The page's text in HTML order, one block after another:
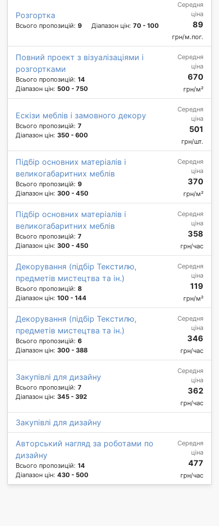
Розгортка
Всього пропозицій: 9 Діапазон цін: 70 - 100
Середня
ціна
89
грн/м.пог.
Повний проект з візуалізаціями і
розгортками
Всього пропозицій: 14
Діапазон цін: 500 - 750
Середня
ціна
670
грн/м²
Ескізи меблів і замовного декору
Всього пропозицій: 7
Діапазон цін: 350 - 600
Середня
ціна
501
грн/шт.
Підбір основних матеріалів і
великогабаритних меблів
Всього пропозицій: 9
Діапазон цін: 300 - 450
Середня
ціна
370
грн/м²
Підбір основних матеріалів і
великогабаритних меблів
Всього пропозицій: 7
Діапазон цін: 300 - 450
Середня
ціна
358
грн/час
Декорування (підбір Текстилю,
предметів мистецтва та ін.)
Всього пропозицій: 8
Діапазон цін: 100 - 144
Середня
ціна
119
грн/м²
Декорування (підбір Текстилю,
предметів мистецтва та ін.)
Всього пропозицій: 6
Діапазон цін: 300 - 388
Середня
ціна
346
грн/час
Закупівлі для дизайну
Всього пропозицій: 7
Діапазон цін: 345 - 392
Середня
ціна
362
грн/час
Закупівлі для дизайну
Авторський нагляд за роботами по
дизайну
Всього пропозицій: 14
Діапазон цін: 430 - 500
Середня
ціна
477
грн/час